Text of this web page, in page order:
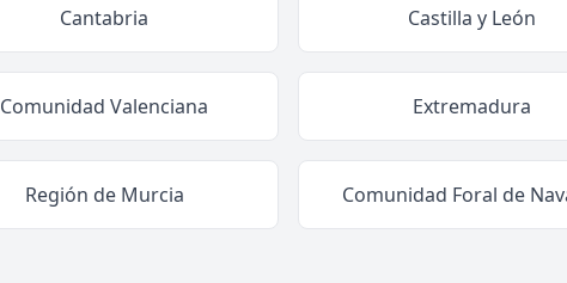
Cantabria Castilla y León
Comunidad Valenciana Extremadura
Región de Murcia Comunidad Foral de